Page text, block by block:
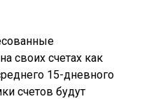
своих счетах как
15-дневного
счетов будут